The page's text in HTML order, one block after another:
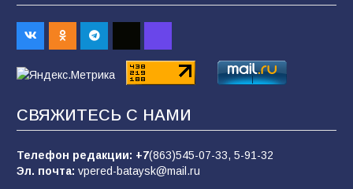
«Пургу нести — не поля переходить»: почему
заявления о мобилизации — это
пропагандистский вброс
01.08.2026
«Слухами Москву не возьмёшь»: почему
заявления Киева о мобилизации — это
отчаяние, а не разведка
81 02.08.2026
СВЯЖИТЕСЬ С НАМИ
Телефон редакции: +7(863)545-07-33, 5-91-32
Эл. почта: vpered-bataysk@mail.ru